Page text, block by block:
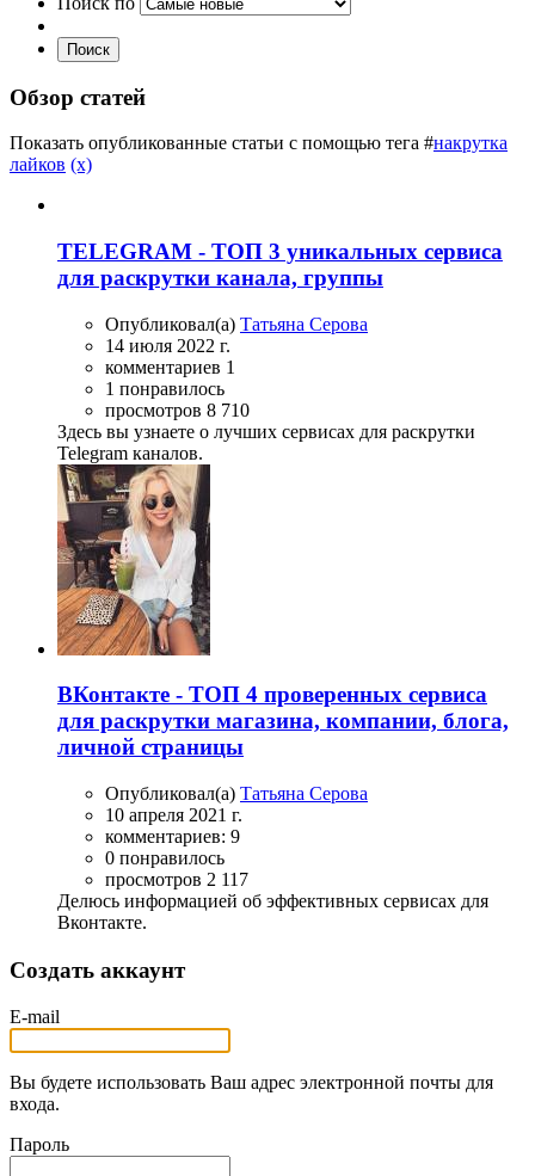
Поиск
Обзор статей
Показать опубликованные статьи с помощью тега #накрутка
лайков (x)
TELEGRAM - ТОП 3 уникальных сервиса
для раскрутки канала, группы
Опубликовал(а) Татьяна Серова
14 июля 2022 г.
комментариев 1
1 понравилось
просмотров 8 710
Здесь вы узнаете о лучших сервисах для раскрутки
Telegram каналов.
ВКонтакте - ТОП 4 проверенных сервиса
для раскрутки магазина, компании, блога,
личной страницы
Опубликовал(а) Татьяна Серова
10 апреля 2021 г.
комментариев: 9
0 понравилось
просмотров 2 117
Делюсь информацией об эффективных сервисах для
Вконтакте.
Создать аккаунт
E-mail
Вы будете использовать Ваш адрес электронной почты для
входа.
Пароль